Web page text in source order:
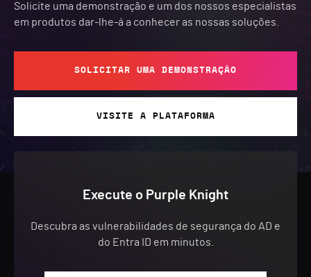
Solicite uma demonstração e um dos nossos especialistas
em produtos dar-lhe-á a conhecer as nossas soluções.
SOLICITAR UMA DEMONSTRAÇÃO
VISITE A PLATAFORMA
Execute o Purple Knight
Descubra as vulnerabilidades de segurança do AD e
do Entra ID em minutos.